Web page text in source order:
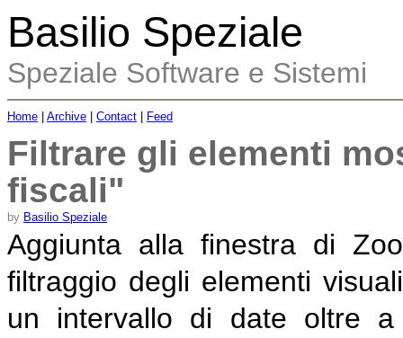
Basilio Speziale
Speziale Software e Sistemi
Home Archive Contact Feed
Filtrare gli elementi
fiscali"
by Basilio Speziale
Aggiunta alla finestra di
filtraggio degli elementi
un intervallo di date oltre